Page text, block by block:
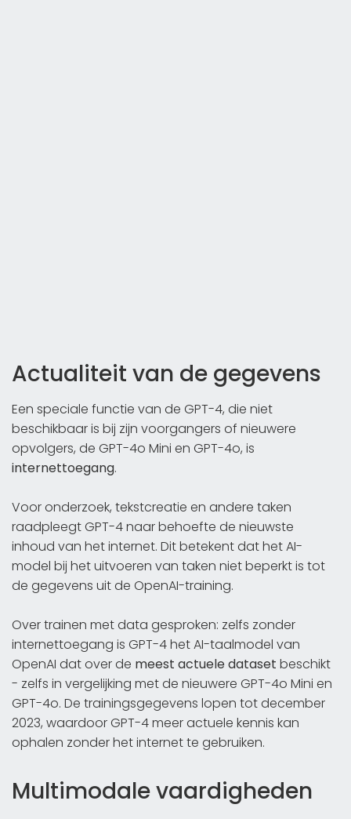
Actualiteit van de gegevens
Een speciale functie van de GPT-4, die niet
beschikbaar is bij zijn voorgangers of nieuwere
opvolgers, de GPT-4o Mini en GPT-4o, is
internettoegang.
Voor onderzoek, tekstcreatie en andere taken
raadpleegt GPT-4 naar behoefte de nieuwste
inhoud van het internet. Dit betekent dat het AI-
model bij het uitvoeren van taken niet beperkt is tot
de gegevens uit de OpenAI-training.
Over trainen met data gesproken: zelfs zonder
internettoegang is GPT-4 het AI-taalmodel van
OpenAI dat over de meest actuele dataset beschikt
- zelfs in vergelijking met de nieuwere GPT-4o Mini en
GPT-4o. De trainingsgegevens lopen tot december
2023, waardoor GPT-4 meer actuele kennis kan
ophalen zonder het internet te gebruiken.
Multimodale vaardigheden